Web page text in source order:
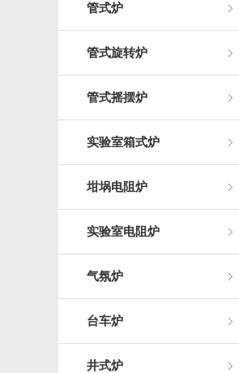
管式炉
管式旋转炉
管式摇摆炉
实验室箱式炉
坩埚电阻炉
实验室电阻炉
气氛炉
台车炉
井式炉